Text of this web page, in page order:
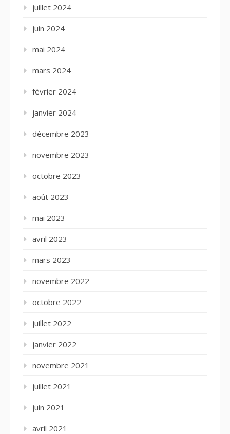
juillet 2024
juin 2024
mai 2024
mars 2024
février 2024
janvier 2024
décembre 2023
novembre 2023
octobre 2023
août 2023
mai 2023
avril 2023
mars 2023
novembre 2022
octobre 2022
juillet 2022
janvier 2022
novembre 2021
juillet 2021
juin 2021
avril 2021